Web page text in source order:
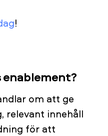
!
enablement?
om att ge
relevant innehåll
för att